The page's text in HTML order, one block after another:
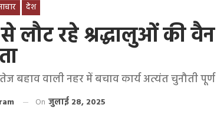
देश
लौट रहे श्रद्धालुओं की
बहाव वाली नहर में बचाव कार्य अत्यंत चुनौती पूर्ण
On जुलाई 28, 2025